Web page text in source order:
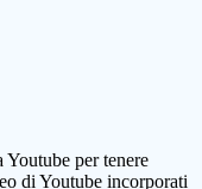
Youtube per tenere
di Youtube incorporati